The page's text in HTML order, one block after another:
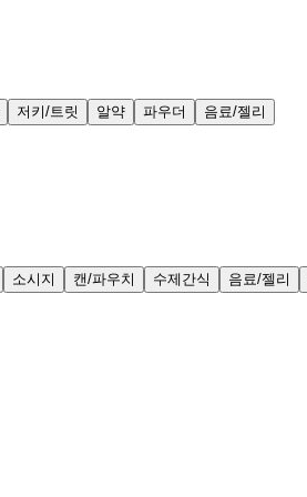
저키/트릿 알약 파우더 음료/젤리
소시지 캔/파우치 수제간식 음료/젤리